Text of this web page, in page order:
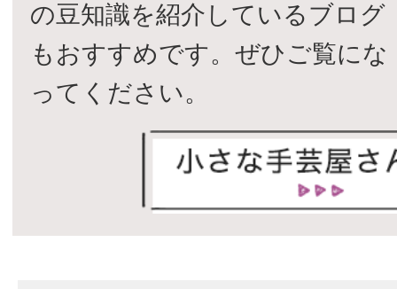
の豆知識を紹介しているブログ
もおすすめです。ぜひご覧にな
ってください。